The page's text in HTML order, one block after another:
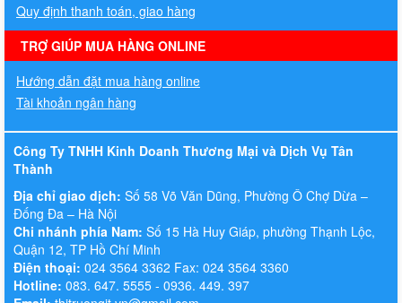
Quy định thanh toán, giao hàng
TRỢ GIÚP MUA HÀNG ONLINE
Hướng dẫn đặt mua hàng online
Tài khoản ngân hàng
Công Ty TNHH Kinh Doanh Thương Mại và Dịch Vụ Tân
Thành
Địa chỉ giao dịch: Số 58 Võ Văn Dũng, Phường Ô Chợ Dừa –
Đống Đa – Hà Nội
Chi nhánh phía Nam: Số 15 Hà Huy Giáp, phường Thạnh Lộc,
Quận 12, TP Hồ Chí Minh
Điện thoại: 024 3564 3362 Fax: 024 3564 3360
Hotline: 083. 647. 5555 - 0936. 449. 397